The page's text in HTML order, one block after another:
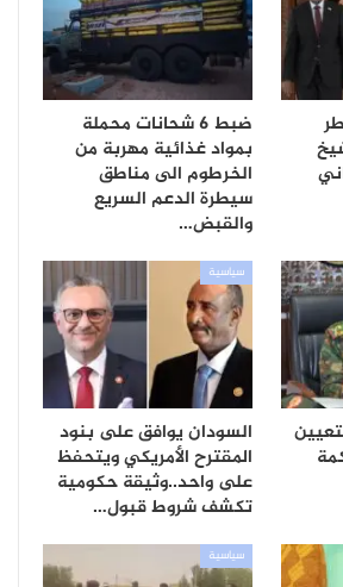
ضبط 6 شحانات محملة
بمواد غذائية مهربة من
الخرطوم الى مناطق
سيطرة الدعم السريع
والقبض…
سياسية
السودان يوافق على بنود
المقترح الأمريكي ويتحفظ
على واحد..وثيقة حكومية
تكشف شروط قبول…
سياسية